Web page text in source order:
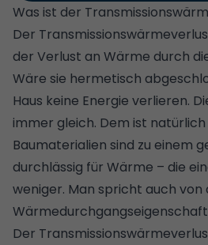
Was ist der
Der
der Verlust an Wärme durch
Wäre sie hermetisch
Haus keine Energie verlieren.
immer gleich. Dem ist natürlich
Baumaterialien sind zu einem
durchlässig für Wärme – die
weniger. Man spricht auch von
Der